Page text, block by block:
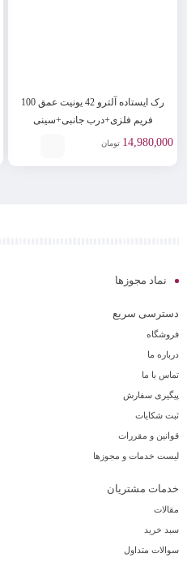
رک ایستاده آلترو 42 یونیت عمق 100
فریم فلزی+درب جانبی+سینی
ALTRO AS42100D214,980,000 تومان
نماد مجوزها
دسترسی سریع
فروشگاه
درباره ما
تماس با ما
پیگیری سفارش
ثبت شکایات
قوانین و مقررات
لیست خدمات و مجوزها
خدمات مشتریان
مقالات
سبد خرید
سوالات متداول